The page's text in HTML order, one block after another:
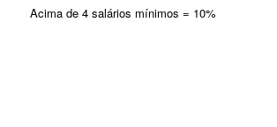
Acima de 4 salários mínimos = 10%